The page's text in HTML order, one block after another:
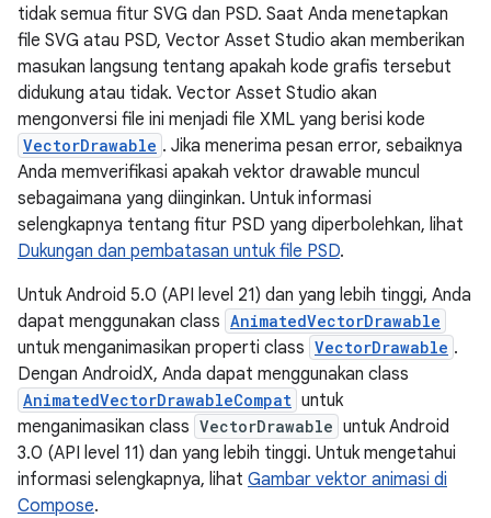
tidak semua fitur SVG dan PSD. Saat Anda menetapkan
file SVG atau PSD, Vector Asset Studio akan memberikan
masukan langsung tentang apakah kode grafis tersebut
didukung atau tidak. Vector Asset Studio akan
mengonversi file ini menjadi file XML yang berisi kode
VectorDrawable . Jika menerima pesan error, sebaiknya
Anda memverifikasi apakah vektor drawable muncul
sebagaimana yang diinginkan. Untuk informasi
selengkapnya tentang fitur PSD yang diperbolehkan, lihat
Dukungan dan pembatasan untuk file PSD.
Untuk Android 5.0 (API level 21) dan yang lebih tinggi, Anda
dapat menggunakan class AnimatedVectorDrawable
untuk menganimasikan properti class VectorDrawable .
Dengan AndroidX, Anda dapat menggunakan class
AnimatedVectorDrawableCompat untuk
menganimasikan class VectorDrawable untuk Android
3.0 (API level 11) dan yang lebih tinggi. Untuk mengetahui
informasi selengkapnya, lihat Gambar vektor animasi di
Compose.